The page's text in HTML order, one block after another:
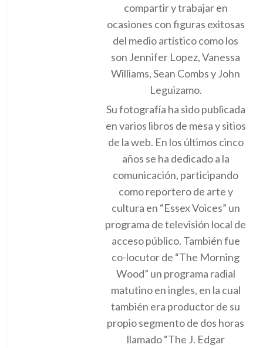
compartir y trabajar en
ocasiones con figuras exitosas
del medio artístico como los
son Jennifer Lopez, Vanessa
Williams, Sean Combs y John
Leguizamo.
Su fotografía ha sido publicada
en varios libros de mesa y sitios
de la web. En los últimos cinco
años se ha dedicado a la
comunicación, participando
como reportero de arte y
cultura en “Essex Voices” un
programa de televisión local de
acceso público. También fue
co-locutor de “The Morning
Wood” un programa radial
matutino en ingles, en la cual
también era productor de su
propio segmento de dos horas
llamado “The J. Edgar